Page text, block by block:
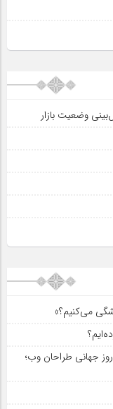
می‌کنیم؟»
جهانی طراحان وب؛